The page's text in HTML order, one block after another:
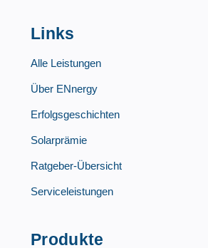
Produkte
Links
Alle Leistungen
Über ENnergy
Erfolgsgeschichten
Solarprämie
Ratgeber-Übersicht
Serviceleistungen